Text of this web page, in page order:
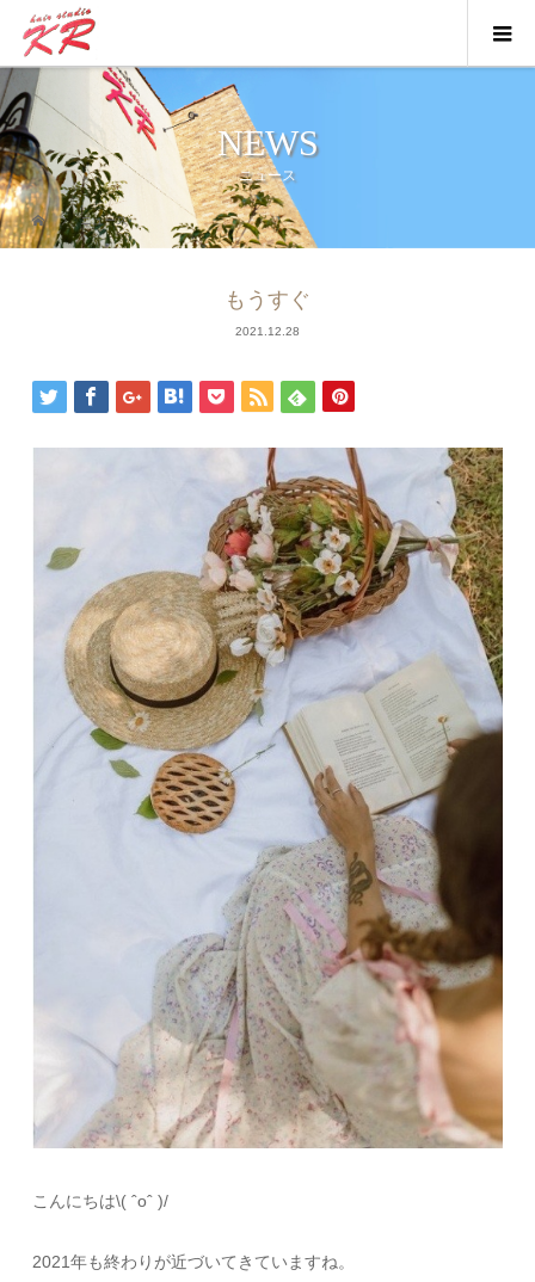
NEWS
ニュース
ニュース
もうすぐ
2021.12.28
こんにちは\( ˆoˆ )/
2021年も終わりが近づいてきていますね。